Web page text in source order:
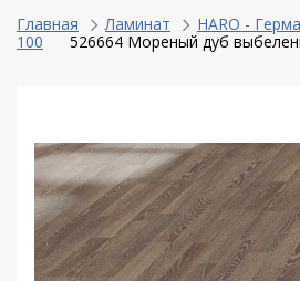
Главная Ламинат HARO -
100
526664 Мореный дуб
Двери межкомнатные
Виниловое покрытие
Пробковый пол